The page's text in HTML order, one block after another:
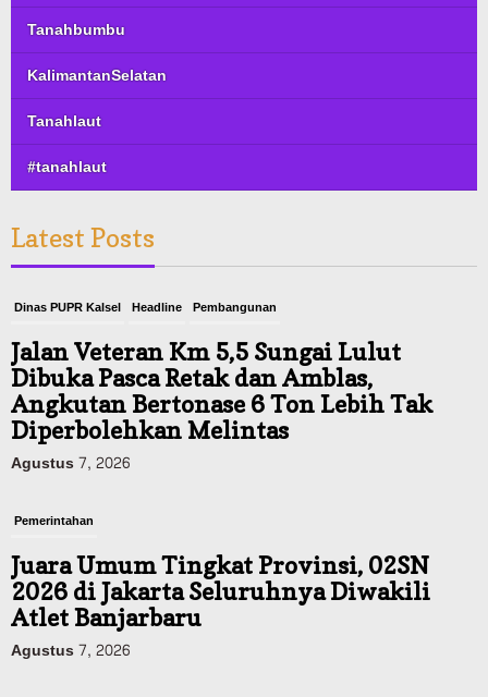
Tanahbumbu
KalimantanSelatan
Tanahlaut
#tanahlaut
Latest Posts
Dinas PUPR Kalsel Headline Pembangunan
Jalan Veteran Km 5,5 Sungai Lulut
Dibuka Pasca Retak dan Amblas,
Angkutan Bertonase 6 Ton Lebih Tak
Diperbolehkan Melintas
Agustus 7, 2026
Pemerintahan
Juara Umum Tingkat Provinsi, 02SN
2026 di Jakarta Seluruhnya Diwakili
Atlet Banjarbaru
Agustus 7, 2026